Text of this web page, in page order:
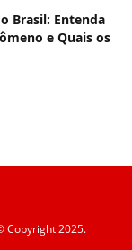
Brasil: Entenda
e Quais os
Copyright 2025.